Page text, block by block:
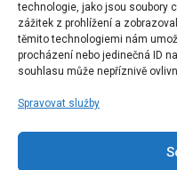
technologie, jako jsou soubory
zážitek z prohlížení a
těmito technologiemi nám
procházení nebo jedinečná ID
souhlasu může nepříznivě
Spravovat služby